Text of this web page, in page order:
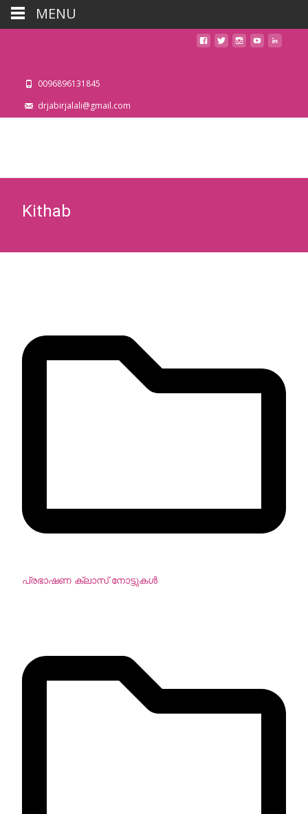
0096896131845
drjabirjalali@gmail.com
Kithab
പ്രഭാഷണ ക്ലാസ് നോട്ടുകള്‍
MENU